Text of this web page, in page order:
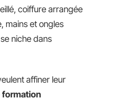
coiffure arrangée
mains et ongles
niche dans
affiner leur
formation